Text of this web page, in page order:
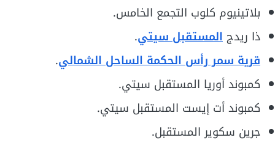
بلاتينيوم كلوب التجمع الخامس.
ذا ريدجالمستقبل سيتي.
قرية سمر رأس الحكمة الساحل الشمالي.
كمبوند أوريا المستقبل سيتي.
كمبوند أت إيست المستقبل سيتي.
جرين سكوير المستقبل.